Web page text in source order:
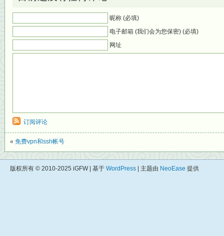
昵称 (必填)
电子邮箱 (我们会为您保密) (必填)
网址
订阅评论
« 免费vpn和ssh帐号
版权所有 © 2010-2025 iGFW | 基于 WordPress | 主题由 NeoEase 提供